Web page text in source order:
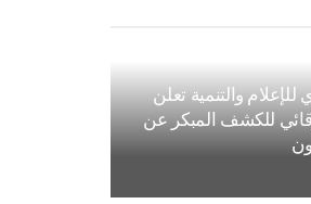
والتنمية تعلن
للكشف المبكر عن